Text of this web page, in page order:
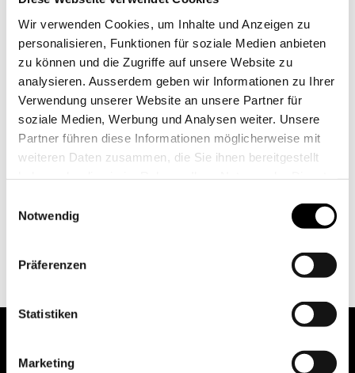
Wir verwenden Cookies, um Inhalte und Anzeigen zu
personalisieren, Funktionen für soziale Medien anbieten
zu können und die Zugriffe auf unsere Website zu
analysieren. Ausserdem geben wir Informationen zu Ihrer
Verwendung unserer Website an unsere Partner für
soziale Medien, Werbung und Analysen weiter. Unsere
Partner führen diese Informationen möglicherweise mit
weiteren Daten zusammen, die Sie ihnen bereitgestellt
Notwendig
Präferenzen
Statistiken
Marketing